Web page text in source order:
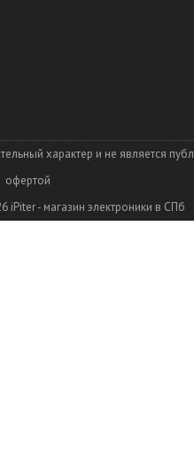
характер и не является
офертой
iPiter - магазин электроники в СПб